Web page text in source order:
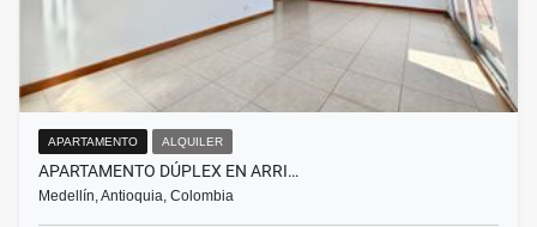
APARTAMENTO ALQUILER
APARTAMENTO DÚPLEX EN ARRI…
Medellín, Antioquia, Colombia